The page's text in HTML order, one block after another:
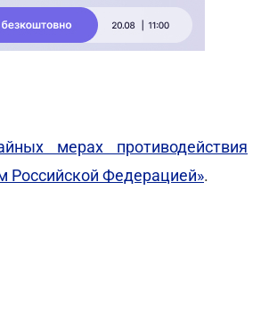
мерах противодействия
Российской Федерацией».